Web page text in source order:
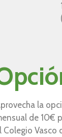
la
de 10€
Colegio Vasco